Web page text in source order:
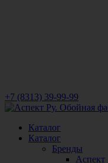
+7 (8313) 39-99-99
Каталог
Каталог
Бренды
Аспект